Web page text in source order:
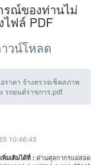
รณ์ของท่านไม่
ไฟล์ PDF
วน์โหลด
ราคา จ้างตรวจเช็คสภาพ
รถยนต์ราชการ.pdf
10:46:43
มเติมได้ที่ : ด่านศุลกากรแม่สอด